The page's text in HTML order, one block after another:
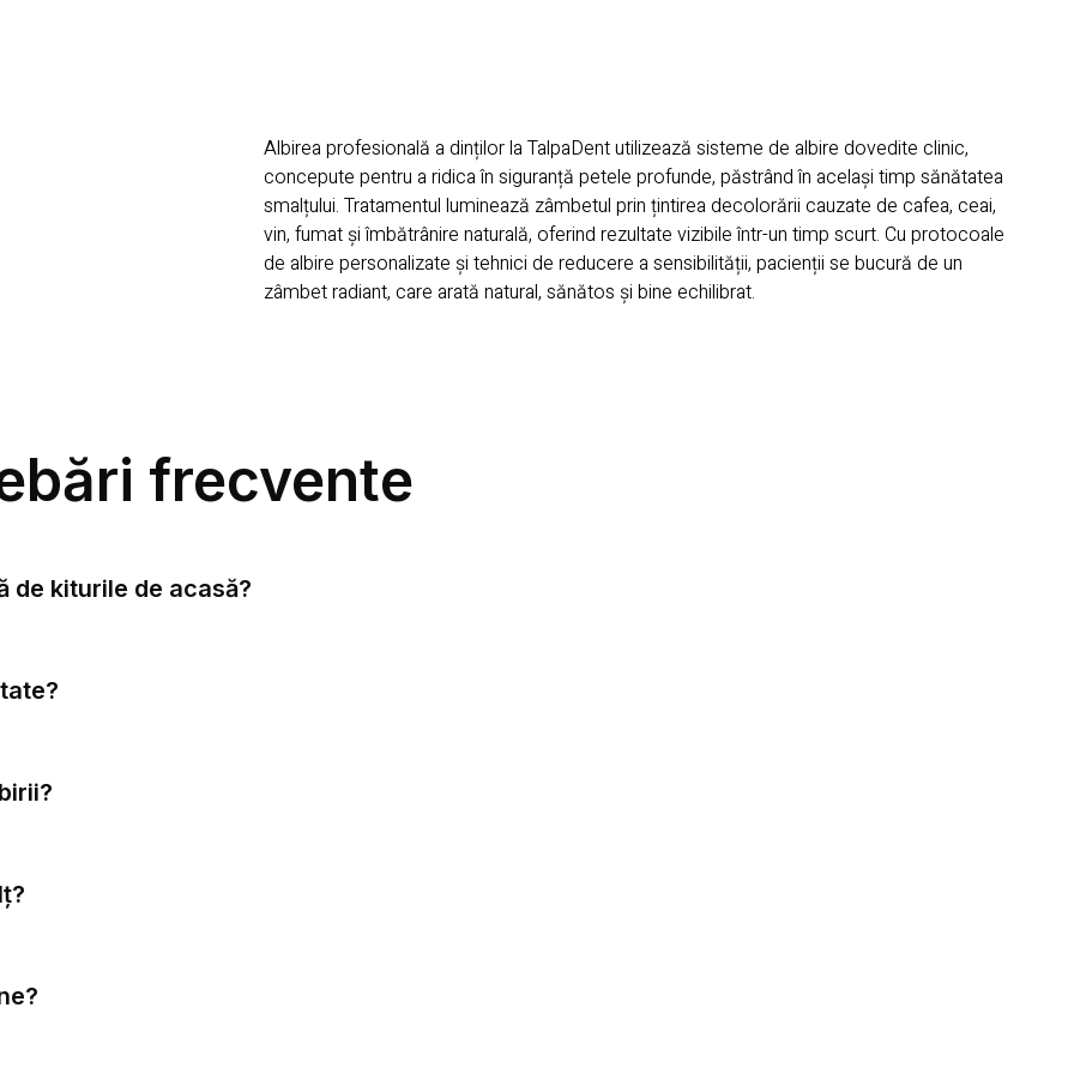
Albirea profesională a dinților la TalpaDent utilizează sisteme de albire dovedite clinic,
concepute pentru a ridica în siguranță petele profunde, păstrând în același timp sănătatea
smalțului. Tratamentul luminează zâmbetul prin țintirea decolorării cauzate de cafea, ceai,
vin, fumat și îmbătrânire naturală, oferind rezultate vizibile într-un timp scurt. Cu protocoale
de albire personalizate și tehnici de reducere a sensibilității, pacienții se bucură de un
zâmbet radiant, care arată natural, sănătos și bine echilibrat.
frecvente
de kiturile de acasă?